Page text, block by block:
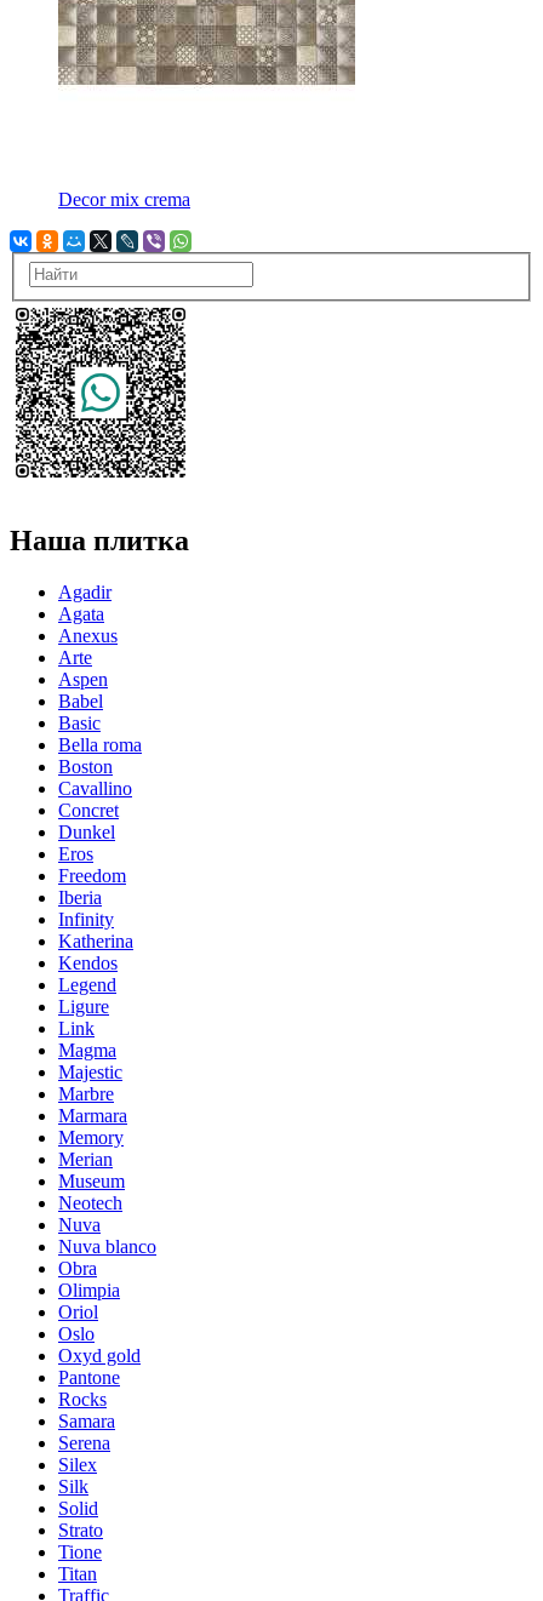
Decor mix crema
Наша плитка
Agadir
Agata
Anexus
Arte
Aspen
Babel
Basic
Bella roma
Boston
Cavallino
Concret
Dunkel
Eros
Freedom
Iberia
Infinity
Katherina
Kendos
Legend
Ligure
Link
Magma
Majestic
Marbre
Marmara
Memory
Merian
Museum
Neotech
Nuva
Nuva blanco
Obra
Olimpia
Oriol
Oslo
Oxyd gold
Pantone
Rocks
Samara
Serena
Silex
Silk
Solid
Strato
Tione
Titan
Traffic